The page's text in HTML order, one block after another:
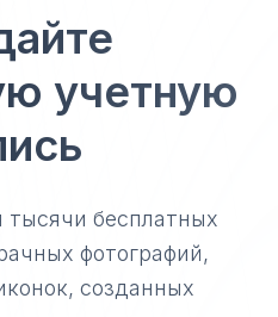
учетную
тысячи бесплатных
фотографий,
созданных